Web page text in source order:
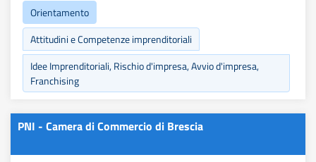
Orientamento
Attitudini e Competenze imprenditoriali
Idee Imprenditoriali, Rischio d'impresa, Avvio d'impresa,
Franchising
PNI - Camera di Commercio di Brescia